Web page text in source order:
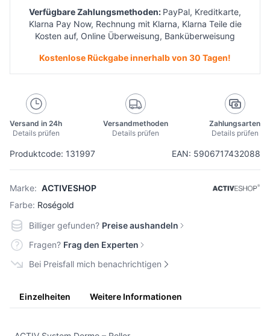
Produktcode: 131997 EAN: 5906717432088
Marke: ACTIVESHOP
Farbe: Roségold
Verfügbare Zahlungsmethoden: PayPal, Kreditkarte,
Klarna Pay Now, Rechnung mit Klarna, Klarna Teile die
Kosten auf, Online Überweisung, Banküberweisung
Kostenlose Rückgabe innerhalb von 30 Tagen!
Versand in 24h
Details prüfen
Versandmethoden
Details prüfen
Zahlungsarten
Details prüfen
Billiger gefunden? Preise aushandeln
Fragen? Frag den Experten
Bei Preisfall mich benachrichtigen
Einzelheiten Weitere Informationen